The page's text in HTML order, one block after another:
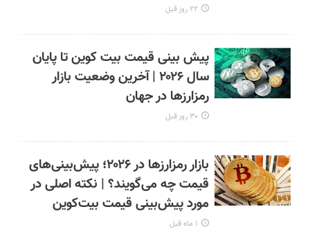
۲۲ روز قبل
پیش بینی قیمت بیت کوین تا پایان
سال ۲۰۲۶ | آخرین وضعیت بازار
رمزارزها در جهان
۳۰ روز قبل
بازار رمزارزها در ۲۰۲۶؛ پیش‌بینی‌های
قیمت چه می‌گویند؟ | نکته اصلی در
مورد پیش‌بینی قیمت بیت‌کوین
۱ ماه قبل